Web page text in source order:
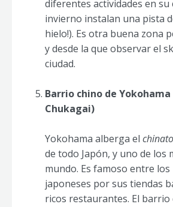
diferentes actividades en su
invierno instalan una pista
hielo!). Es otra buena zona
y desde la que observar el
ciudad.
Barrio chino de
Chukagai)
Yokohama alberga el
de todo Japón, y uno de los
mundo. Es famoso entre
japoneses por sus tiendas
ricos restaurantes. El barrio